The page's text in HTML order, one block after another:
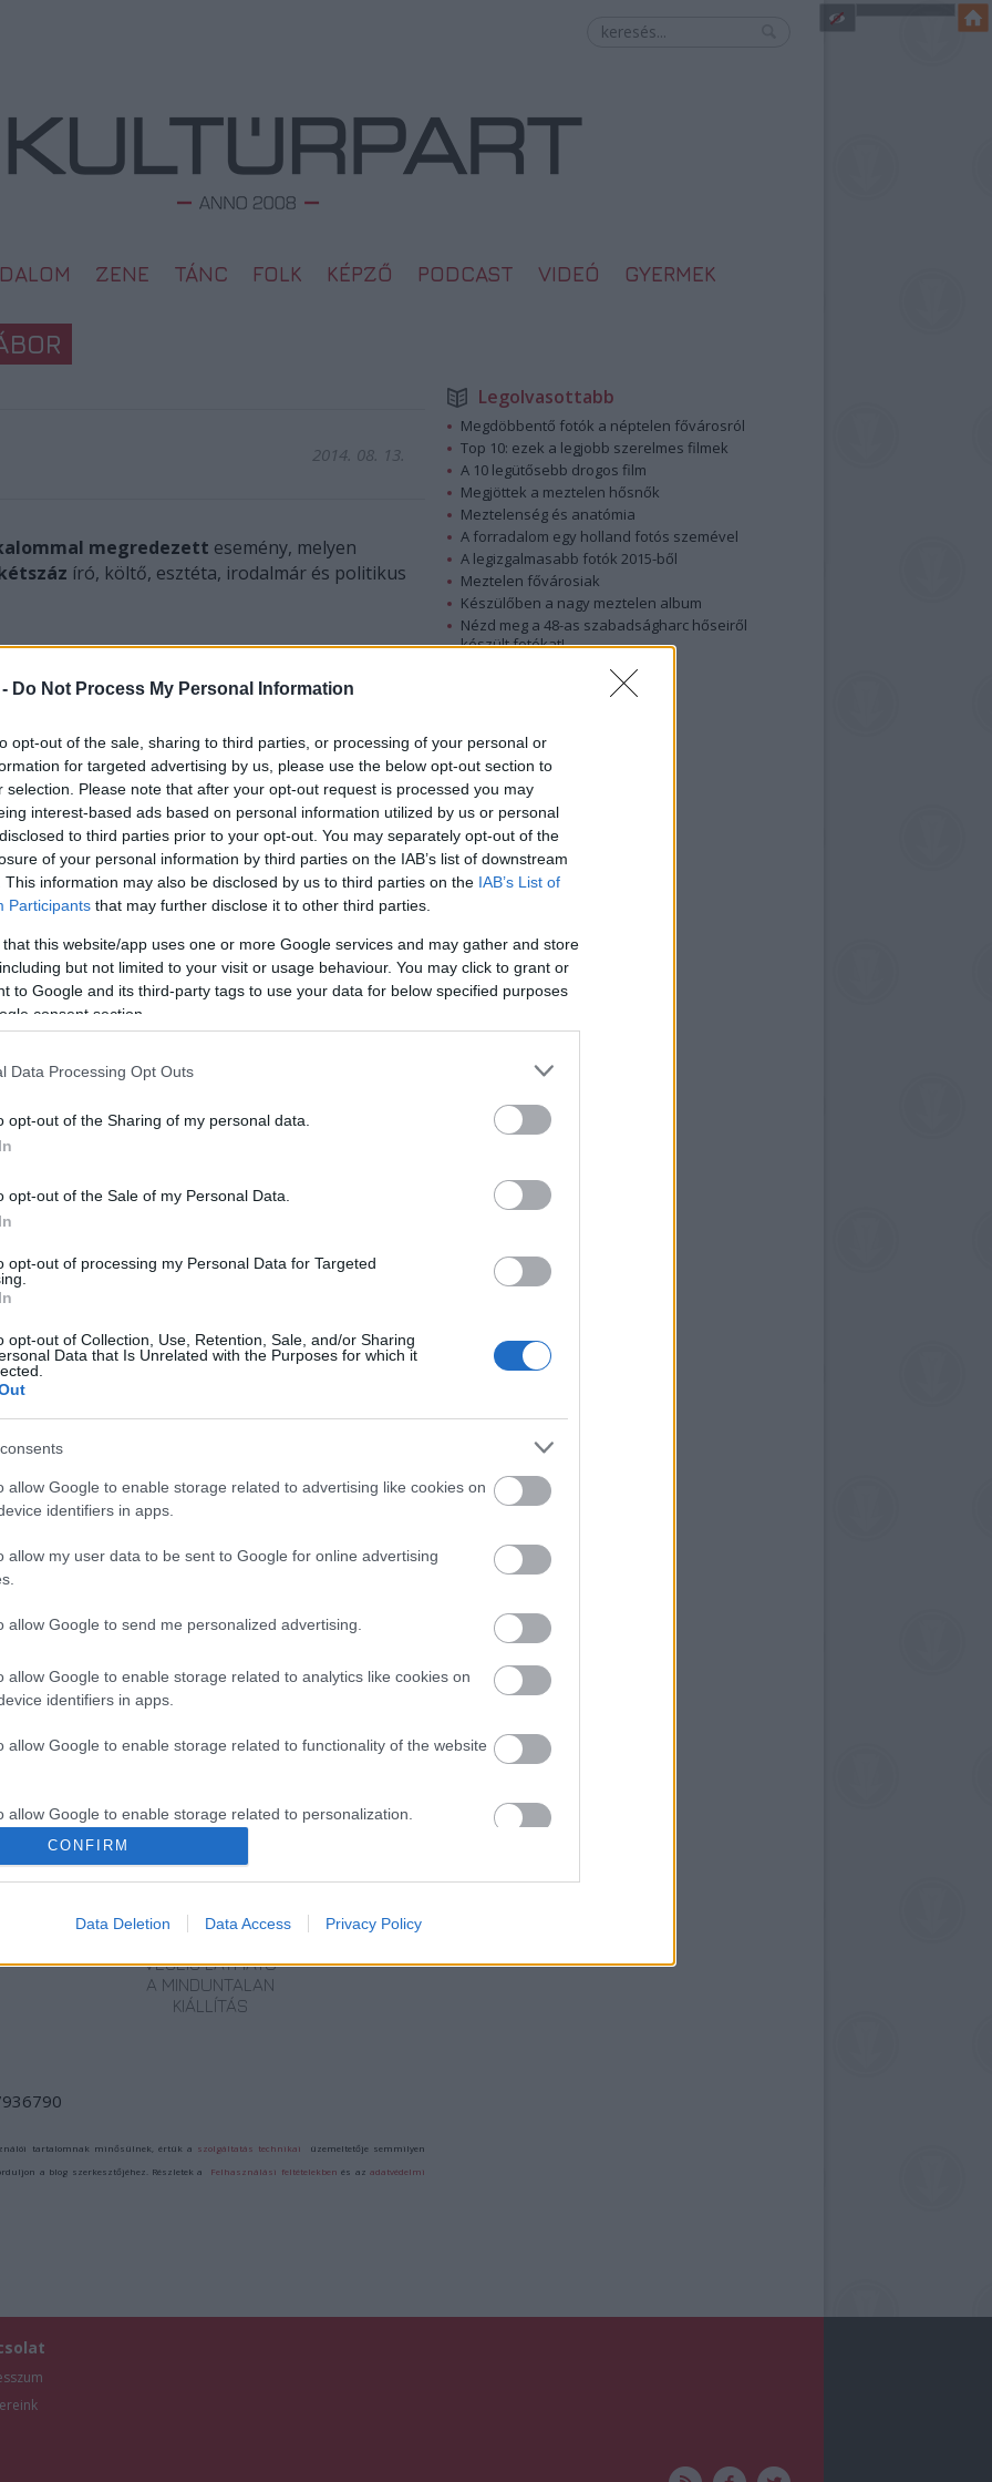
Do Not Process My Personal Information
opt-out of the sale, sharing to third parties, or processing of your personal or
for targeted advertising by us, please use the below opt-out section to
selection. Please note that after your opt-out request is processed you may
interest-based ads based on personal information utilized by us or personal
to third parties prior to your opt-out. You may separately opt-out of the
of your personal information by third parties on the IAB’s list of downstream
This information may also be disclosed by us to third parties on the IAB’s List of
Participants that may further disclose it to other third parties.
that this website/app uses one or more Google services and may gather and store
but not limited to your visit or usage behaviour. You may click to grant or
to Google and its third-party tags to use your data for below specified purposes
consent section.
Data Processing Opt Outs
opt-out of the Sharing of my personal data.
opt-out of the Sale of my Personal Data.
opt-out of processing my Personal Data for Targeted
opt-out of Collection, Use, Retention, Sale, and/or Sharing
Data that Is Unrelated with the Purposes for which it
allow Google to enable storage related to advertising like cookies on
identifiers in apps.
allow my user data to be sent to Google for online advertising
allow Google to send me personalized advertising.
allow Google to enable storage related to analytics like cookies on
identifiers in apps.
allow Google to enable storage related to functionality of the website
allow Google to enable storage related to personalization.
allow Google to enable storage related to security, including
CONFIRM
Data Deletion Data Access Privacy Policy
ZENE TÁNC FOLK KÉPZŐ PODCAST VIDEÓ GYERMEK
2014. 08. 13.
megredezett esemény, melyen
író, költő, esztéta, irodalmár és politikus
elfelejtvemottóval meghirdetett írótábor idei
amely a rendszerváltás
2012-ben vette kezdetét.
1965, 2013-ban pedig az 1965 és 1985 közötti
elemezték. A mostani rendezvény a
szellemtörténeti folyamait dolgozza fel, az
eseményeket és jelenségeket tárgyalja.
a magyar szellemi élet nagy kihívásaira
meg, most sem lesz ez másképp. Idén a
lengyel vendégeket is meghívtak, hogy
irodalmi képviselői is beszámolhassanak
ERDŐ VAN
MARCSI AZ ÚJ
LÁSZLÓ NOBEL-
DÍJAS ÍRÓ
SZENTENDRÉN –
VÉGÉIG LÁTHATÓ
A MINDUNTALAN
KIÁLLÍTÁS
AZ IRODALMI
tartalomnak minősülnek, értük a szolgáltatás technikai üzemeltetője semmilyen
a blog szerkesztőjéhez. Részletek a Felhasználási feltételekben és azadatvédelmi
Legolvasottabb
Megdöbbentő fotók a néptelen fővárosról
Top 10: ezek a legjobb szerelmes filmek
A 10 legütősebb drogos film
Megjöttek a meztelen hősnők
Meztelenség és anatómia
A forradalom egy holland fotós szemével
A legizgalmasabb fotók 2015-ből
Meztelen fővárosiak
Készülőben a nagy meztelen album
Nézd meg a 48-as szabadságharc hőseiről
készült fotókat!
Hírlevél feliratkozás